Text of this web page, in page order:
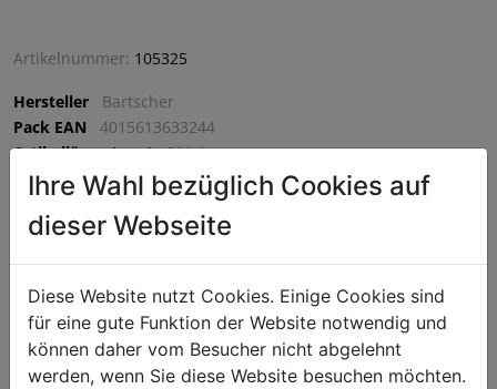
Artikelnummer: 105325
Hersteller
Bartscher
Pack EAN
4015613633244
Artikellänge (mm)
590.0
Artikelbreite (mm)
570.0
Artikelhöhe (mm)
515.0
VPE
1 VPE = 1 Stück
€ 1101,75
exkl. MwSt. (€ 1322,10 inkl. MwSt.) zzgl.Versandkosten
Lieferzeit: 5-7 Werktage
Ihre Wahl bezüglich Cookies auf
dieser Webseite
Diese Website nutzt Cookies. Einige Cookies sind
für eine gute Funktion der Website notwendig und
können daher vom Besucher nicht abgelehnt
werden, wenn Sie diese Website besuchen möchten.